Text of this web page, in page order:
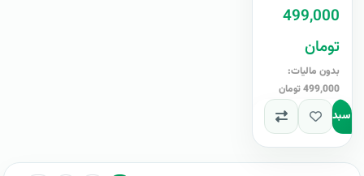
499,000
تومان
بدون مالیات:
499,000 تومان
به سبد